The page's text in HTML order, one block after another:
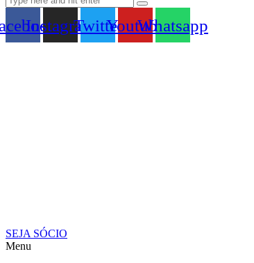
InstagramTwitterYoutubeWhatsapp
SEJA SÓCIO
Menu